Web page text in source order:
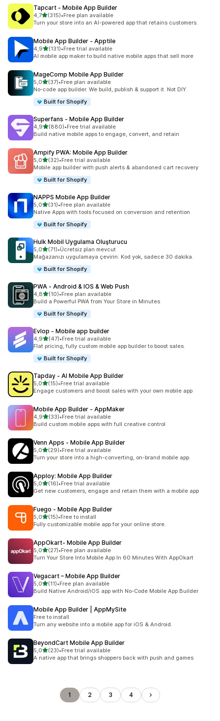
Tapcart ‑ Mobile App Builder
4,75 yıldız üzerinden
(315)
toplam 315 değerlendirme
•Free plan available
Turn your store into an AI-powered app that retains customers.
Mobile App Builder ‑ Apptile
4,95 yıldız üzerinden
(131)
toplam 131 değerlendirme
•Free trial available
AI mobile app maker to build native mobile apps that sell more
MageComp Mobile App Builder
5,05 yıldız üzerinden
(37)
toplam 37 değerlendirme
•Free plan available
No-code app builder. We build, publish & support it. Not DIY.
Built for Shopify
Superfans ‑ Mobile App Builder
4,95 yıldız üzerinden
(880)
toplam 880 değerlendirme
•Free trial available
Build native mobile apps to engage, convert, and retain
Ampify PWA: Mobile App Builder
5,05 yıldız üzerinden
(32)
toplam 32 değerlendirme
•Free trial available
Mobile app builder with push alerts & abandoned cart recovery
Built for Shopify
NAPPS Mobile App Builder
5,05 yıldız üzerinden
(31)
toplam 31 değerlendirme
•Free plan available
Native Apps with tools focused on conversion and retention
Built for Shopify
Hulk Mobil Uygulama Oluşturucu
5,05 yıldız üzerinden
(71)
toplam 71 değerlendirme
•Ücretsiz plan mevcut
Mağazanızı uygulamaya çevirin: Kod yok, sadece 30 dakika.
Built for Shopify
PWA ‑ Android & IOS & Web Push
4,85 yıldız üzerinden
(10)
toplam 10 değerlendirme
•Free plan available
Build a Powerful PWA from Your Store in Minutes
Built for Shopify
Evlop ‑ Mobile app builder
4,95 yıldız üzerinden
(47)
toplam 47 değerlendirme
•Free trial available
Flat pricing, fully custom mobile app builder to boost sales.
Built for Shopify
Tapday ‑ AI Mobile App Builder
5,05 yıldız üzerinden
(15)
toplam 15 değerlendirme
•Free trial available
Engage customers and boost sales with your own mobile app
Mobile App Builder ‑ AppMaker
4,95 yıldız üzerinden
(33)
toplam 33 değerlendirme
•Free trial available
Build custom mobile apps with full creative control
Venn Apps ‑ Mobile App Builder
5,05 yıldız üzerinden
(29)
toplam 29 değerlendirme
•Free trial available
Turn your store into a high-converting, on-brand mobile app.
Apploy: Mobile App Builder
5,05 yıldız üzerinden
(16)
toplam 16 değerlendirme
•Free trial available
Get new customers, engage and retain them with a mobile app
Fuego ‑ Mobile App Builder
5,05 yıldız üzerinden
(15)
toplam 15 değerlendirme
•Free to install
Fully customizable mobile app for your online store.
AppOkart‑ Mobile App Builder
5,05 yıldız üzerinden
(27)
toplam 27 değerlendirme
•Free plan available
Turn Your Store Into Mobile App In 60 Minutes With AppOkart
Vegacart – Mobile App Builder
5,05 yıldız üzerinden
(11)
toplam 11 değerlendirme
•Free plan available
Build Native Android/iOS app with No-Code Mobile App Builder
Mobile App Builder | AppMySite
Free to install
Turn any website into a mobile app for iOS & Android.
BeyondCart Mobile App Builder
5,05 yıldız üzerinden
(23)
toplam 23 değerlendirme
•Free trial available
A native app that brings shoppers back with push and games
1 2 3 4